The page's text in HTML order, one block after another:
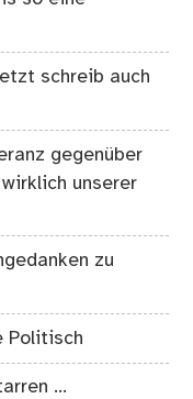
schreib auch
gegenüber
unserer
zu
Politisch
…